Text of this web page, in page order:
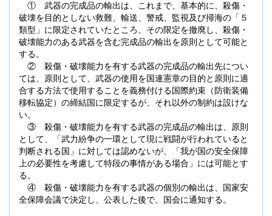
① 武器の完成品の輸出は、これまで、基本的に、殺傷・
破壊を目的としない救難、輸送、警戒、監視及び掃海の「５
類型」に限定されていたところ、その限定を撤廃し、殺傷・
破壊能力のある武器を含む完成品の輸出を原則として可能と
する。
② 殺傷・破壊能力を有する武器の完成品の輸出先につい
ては、原則として、武器の使用を国連憲章の目的と原則に適
合する方法で使用することを義務付ける国際約束（防衛装備
移転協定）の締結国に限定するが、それ以外の制約は設けな
い。
③ 殺傷・破壊能力を有する武器の完成品の輸出は、原則
として、「武力紛争の一環として現に戦闘が行われていると
判断される国」に対しては認めないが、「我が国の安全保障
上の必要性を考慮して特段の事情がある場合」には可能とす
る。
④ 殺傷・破壊能力を有する武器の個別の輸出は、国家安
全保障会議で決定し、公表した後で、国会に通知する。